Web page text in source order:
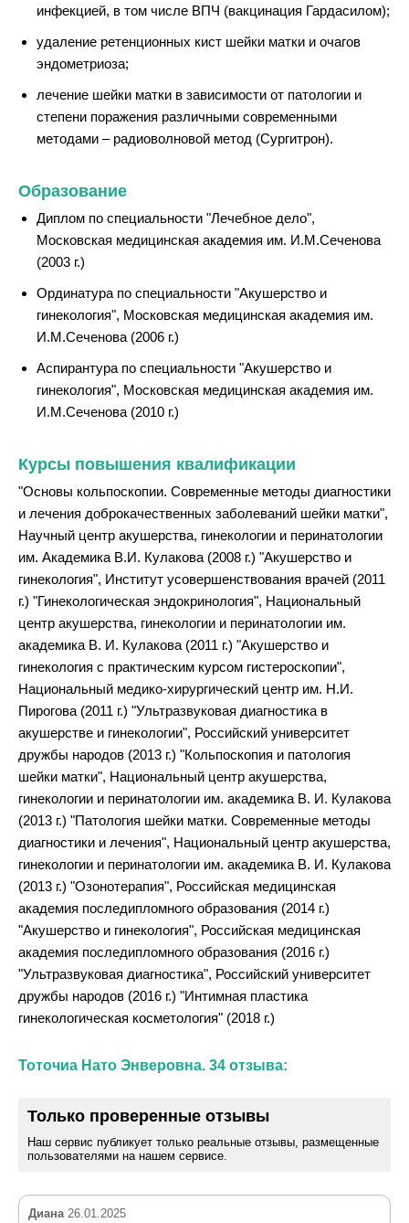
инфекцией, в том числе ВПЧ (вакцинация Гардасилом);
удаление ретенционных кист шейки матки и очагов
эндометриоза;
лечение шейки матки в зависимости от патологии и
степени поражения различными современными
методами – радиоволновой метод (Сургитрон).
Образование
Диплом по специальности "Лечебное дело",
Московская медицинская академия им. И.М.Сеченова
(2003 г.)
Ординатура по специальности "Акушерство и
гинекология", Московская медицинская академия им.
И.М.Сеченова (2006 г.)
Аспирантура по специальности "Акушерство и
гинекология", Московская медицинская академия им.
И.М.Сеченова (2010 г.)
Курсы повышения квалификации
"Основы кольпоскопии. Современные методы диагностики
и лечения доброкачественных заболеваний шейки матки",
Научный центр акушерства, гинекологии и перинатологии
им. Академика В.И. Кулакова (2008 г.) "Акушерство и
гинекология", Институт усовершенствования врачей (2011
г.) "Гинекологическая эндокринология", Национальный
центр акушерства, гинекологии и перинатологии им.
академика В. И. Кулакова (2011 г.) "Акушерство и
гинекология с практическим курсом гистероскопии",
Национальный медико-хирургический центр им. Н.И.
Пирогова (2011 г.) "Ультразвуковая диагностика в
акушерстве и гинекологии", Российский университет
дружбы народов (2013 г.) "Кольпоскопия и патология
шейки матки", Национальный центр акушерства,
гинекологии и перинатологии им. академика В. И. Кулакова
(2013 г.) "Патология шейки матки. Современные методы
диагностики и лечения", Национальный центр акушерства,
гинекологии и перинатологии им. академика В. И. Кулакова
(2013 г.) "Озонотерапия", Российская медицинская
академия последипломного образования (2014 г.)
"Акушерство и гинекология", Российская медицинская
академия последипломного образования (2016 г.)
"Ультразвуковая диагностика", Российский университет
дружбы народов (2016 г.) "Интимная пластика
гинекологическая косметология" (2018 г.)
Тоточиа Нато Энверовна. 34 отзыва:
Только проверенные отзывы
Наш сервис публикует только реальные отзывы, размещенные
пользователями на нашем сервисе.
Диана 26.01.2025